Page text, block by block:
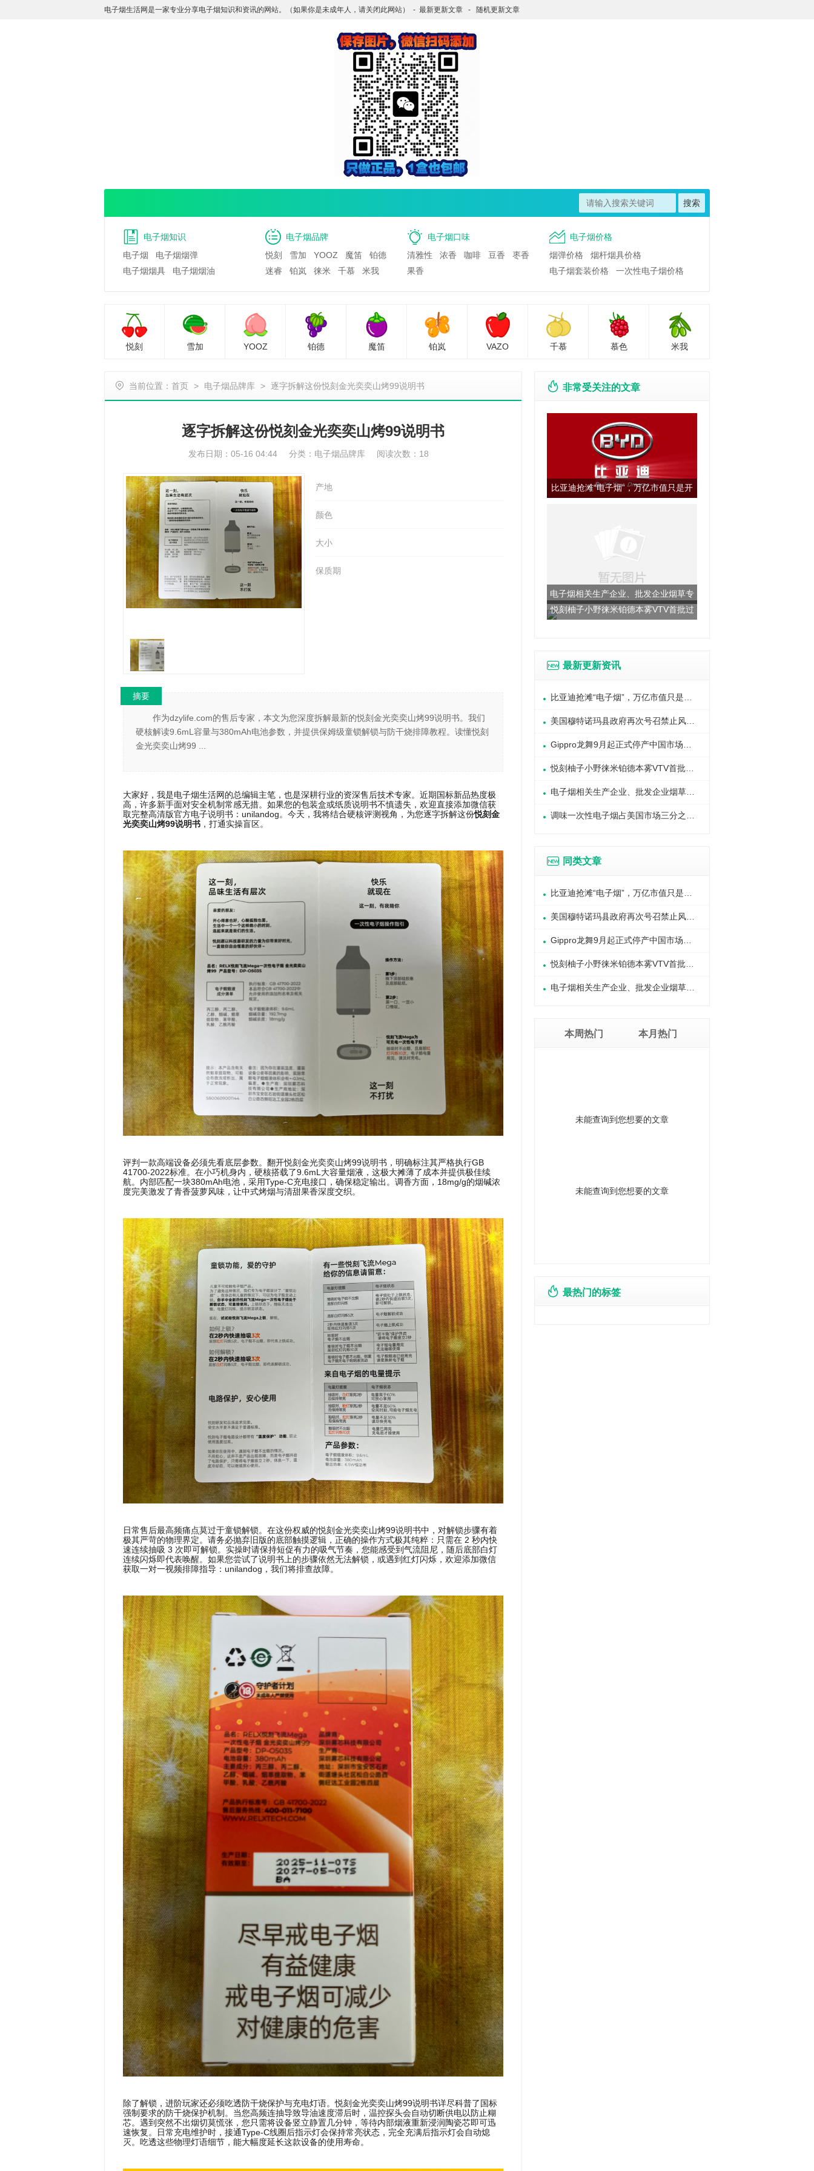
电子烟生活网是一家专业分享电子烟知识和资讯的网站。（如果你是未成年人，请关闭此网站） - 最新更新文章 - 随机更新文章
电子烟知识
电子烟
电子烟烟弹
电子烟烟具
电子烟烟油
电子烟品牌
悦刻
雪加 YOOZ 魔笛
铂德
迷睿
铂岚 徕米 千慕 米我
电子烟口味
清雅性
浓香 咖啡 豆香
枣香
果香
电子烟价格
烟弹价格
烟杆烟具价格
电子烟套装价格
一次性电子烟价格
悦刻 雪加 YOOZ 铂德 魔笛 铂岚 VAZO 千慕 慕色 米我
当前位置： 首页 > 电子烟品牌库 > 逐字拆解这份悦刻金光奕奕山烤99说明书
逐字拆解这份悦刻金光奕奕山烤99说明书
发布日期：05-16 04:44 分类： 电子烟品牌库 阅读次数：18
产地
颜色
大小
保质期
摘要
作为dzylife.com的售后专家，本文为您深度拆解最新的悦刻金光奕奕山烤99说明书。我们
硬核解读9.6mL容量与380mAh电池参数，并提供保姆级童锁解锁与防干烧排障教程。读懂悦刻
金光奕奕山烤99 ...
大家好，我是电子烟生活网的总编辑主笔，也是深耕行业的资深售后技术专家。近期国标新品热度极
高，许多新手面对安全机制常感无措。如果您的包装盒或纸质说明书不慎遗失，欢迎直接添加微信获
取完整高清版官方电子说明书：unilandog。今天，我将结合硬核评测视角，为您逐字拆解这份悦刻金
光奕奕山烤99说明书 ，打通实操盲区。
评判一款高端设备必须先看底层参数。翻开悦刻金光奕奕山烤99说明书，明确标注其严格执行GB
41700-2022标准。在小巧机身内，硬核搭载了9.6mL大容量烟液，这极大摊薄了成本并提供极佳续
航。内部匹配一块380mAh电池，采用Type-C充电接口，确保稳定输出。调香方面，18mg/g的烟碱浓
度完美激发了青香菠萝风味，让中式烤烟与清甜果香深度交织。
日常售后最高频痛点莫过于童锁解锁。在这份权威的悦刻金光奕奕山烤99说明书中，对解锁步骤有着
极其严苛的物理界定。请务必抛弃旧版的底部触摸逻辑，正确的操作方式极其纯粹：只需在 2 秒内快
速连续抽吸 3 次即可解锁。实操时请保持短促有力的吸气节奏，您能感受到气流阻尼，随后底部白灯
连续闪烁即代表唤醒。如果您尝试了说明书上的步骤依然无法解锁，或遇到红灯闪烁，欢迎添加微信
获取一对一视频排障指导：unilandog，我们将排查故障。
除了解锁，进阶玩家还必须吃透防干烧保护与充电灯语。悦刻金光奕奕山烤99说明书详尽科普了国标
强制要求的防干烧保护机制。当您高频连抽导致导油速度滞后时，温控探头会自动切断供电以防止糊
芯。遇到突然不出烟切莫慌张，您只需将设备竖立静置几分钟，等待内部烟液重新浸润陶瓷芯即可迅
速恢复。日常充电维护时，接通Type-C线圈后指示灯会保持常亮状态，完全充满后指示灯会自动熄
灭。吃透这些物理灯语细节，能大幅度延长这款设备的使用寿命。
非常受关注的文章
比亚迪抢滩“电子烟”，万亿市值只是开
电子烟相关生产企业、批发企业烟草专
卖许可证管理细则
悦刻柚子小野徕米铂德本雾VTV首批过
最新更新资讯
同类文章
本周热门 本月热门
未能查询到您想要的文章
未能查询到您想要的文章
最热门的标签